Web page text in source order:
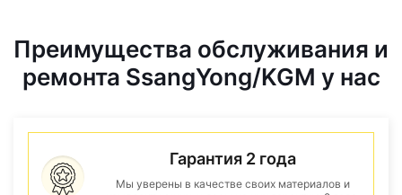
Преимущества обслуживания и
ремонта SsangYong/KGM у нас
Гарантия 2 года
Мы уверены в качестве своих материалов и